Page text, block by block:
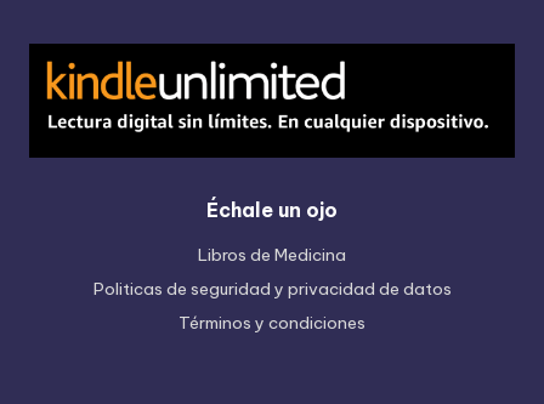
Échale un ojo
Libros de Medicina
Politicas de seguridad y privacidad de datos
Términos y condiciones